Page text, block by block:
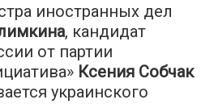
иностранных дел
, кандидат
от партии
Ксения Собчак
украинского